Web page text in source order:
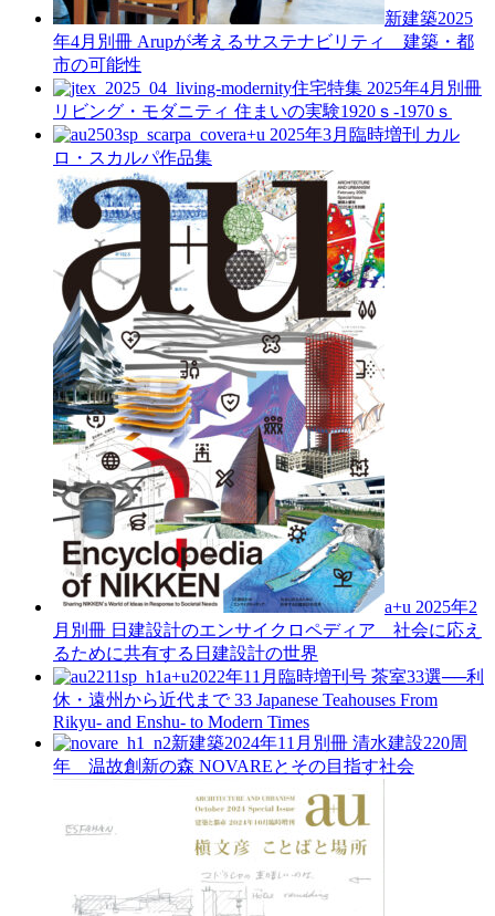
新建築2025
年4月別冊 Arupが考えるサステナビリティ 建築・都
市の可能性
住宅特集 2025年4月別冊
リビング・モダニティ 住まいの実験1920ｓ-1970ｓ
a+u 2025年3月臨時増刊 カル
ロ・スカルパ作品集
a+u 2025年2
月別冊 日建設計のエンサイクロペディア 社会に応え
るために共有する日建設計の世界
a+u2022年11月臨時増刊号 茶室33選──利
休・遠州から近代まで 33 Japanese Teahouses From
Rikyu- and Enshu- to Modern Times
新建築2024年11月別冊 清水建設220周
年 温故創新の森 NOVAREとその目指す社会